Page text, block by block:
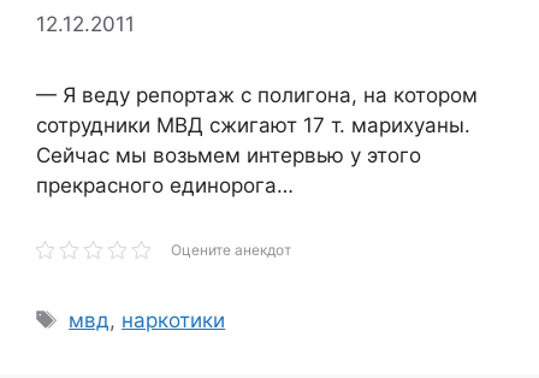
12.12.2011
— Я веду репортаж с полигона, на котором
сотрудники МВД сжигают 17 т. марихуаны.
Сейчас мы возьмем интервью у этого
прекрасного единорога…
Оцените анекдот
Метки
мвд, наркотики